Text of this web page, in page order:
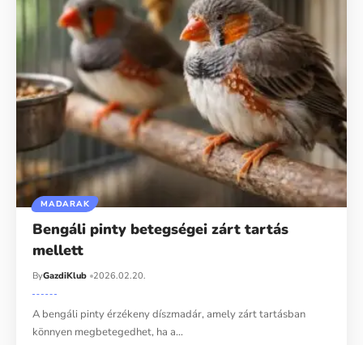
MADARAK
Bengáli pinty betegségei zárt tartás
mellett
ByGazdiKlub 2026.02.20.
A bengáli pinty érzékeny díszmadár, amely zárt tartásban
könnyen megbetegedhet, ha a…